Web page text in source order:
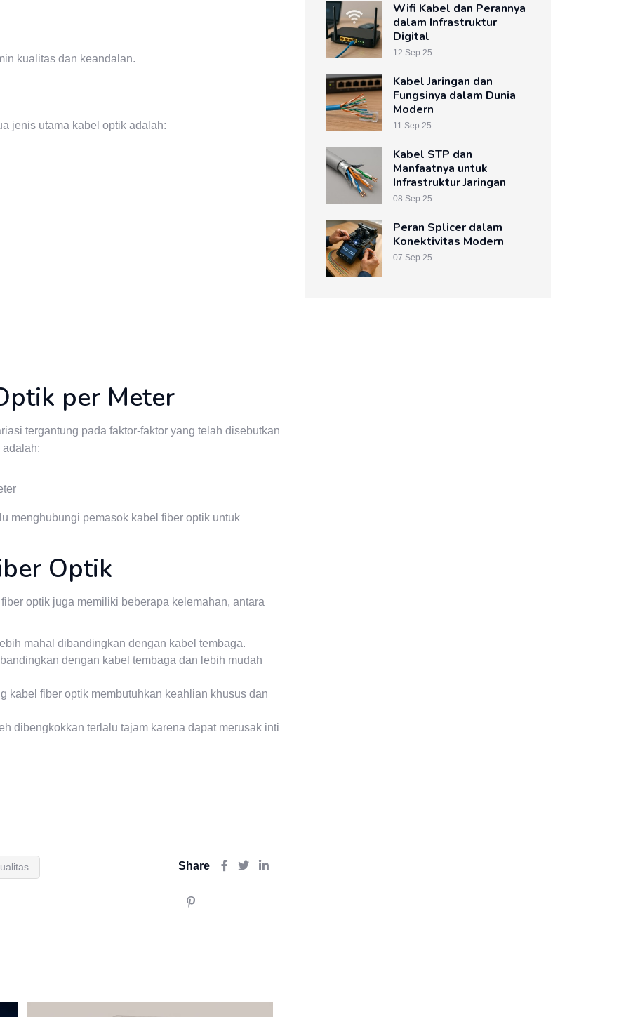
kualitas dan keandalan.
jenis utama kabel optik adalah:
per Meter
tergantung pada faktor-faktor yang telah disebutkan
adalah:
menghubungi pemasok kabel fiber optik untuk
Optik
optik juga memiliki beberapa kelemahan, antara
mahal dibandingkan dengan kabel tembaga.
dengan kabel tembaga dan lebih mudah
kabel fiber optik membutuhkan keahlian khusus dan
dibengkokkan terlalu tajam karena dapat merusak inti
Share
Wifi Kabel dan Perannya
dalam Infrastruktur
Digital
12 Sep 25
Kabel Jaringan dan
Fungsinya dalam Dunia
Modern
11 Sep 25
Kabel STP dan
Manfaatnya untuk
Infrastruktur Jaringan
08 Sep 25
Peran Splicer dalam
Konektivitas Modern
07 Sep 25